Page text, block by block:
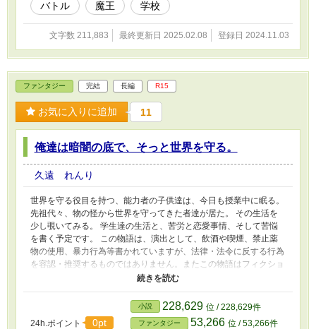
す。実在の人物や団体、事件などとは関係ありません。
バトル 魔王 学校
文字数 211,883 最終更新日 2025.02.08 登録日 2024.11.03
ファンタジー 完結 長編 R15
お気に入りに追加 11
俺達は暗闇の底で、そっと世界を守る。
久遠 れんり
世界を守る役目を持つ、能力者の子供達は、今日も授業中に眠る。
先祖代々、物の怪から世界を守ってきた者達が居た。 その生活を
少し覗いてみる。 学生達の生活と、苦労と恋愛事情、そして苦悩
を書く予定です。 この物語は、演出として、飲酒や喫煙、禁止薬
物の使用、暴力行為等書かれていますが、法律・法令に反する行為
を容認・推奨するものではありません。またこの物語はフィクショ
ンです。実在の人物や団体、事件などとは関係ありません。 更新
不定期。 たぶん三日以内。
24h.ポイント 0pt
小説 228,629 位 / 228,629件
ファンタジー 53,266 位 / 53,266件